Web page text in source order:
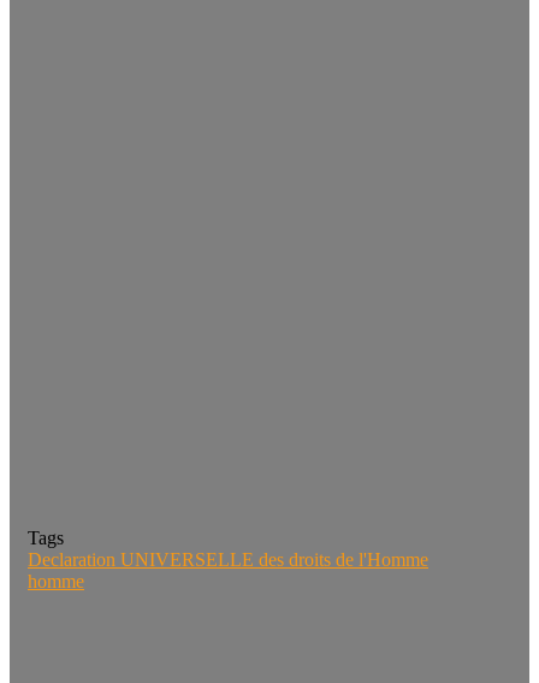
Tags
Declaration UNIVERSELLE des droits de l'Homme
homme